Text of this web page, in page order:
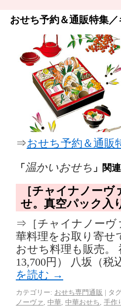
おせち予約＆通販特集／
⇒おせち予約＆通販
「 温かいおせち 」関連
［チャイナノー
せ。真空パック入
⇒［チャイナノーヴ
華料理をお取り寄せ
おせち料理も販売。
13,700円） 八坂（
を読む →
カテゴリー: おせち専門通販 | タ
ノーヴァ 中華 中華おせち 手作